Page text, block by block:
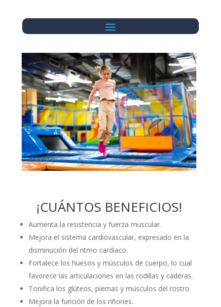
¡CUÁNTOS BENEFICIOS!
Aumenta la resistencia y fuerza muscular.
Mejora el sistema cardiovascular, expresado en la
disminución del ritmo cardiaco.
Fortalece los huesos y músculos de cuerpo, lo cual
favorece las articulaciones en las rodillas y caderas.
Tonifica los glúteos, piernas y músculos del rostro
Mejora la función de los riñones.